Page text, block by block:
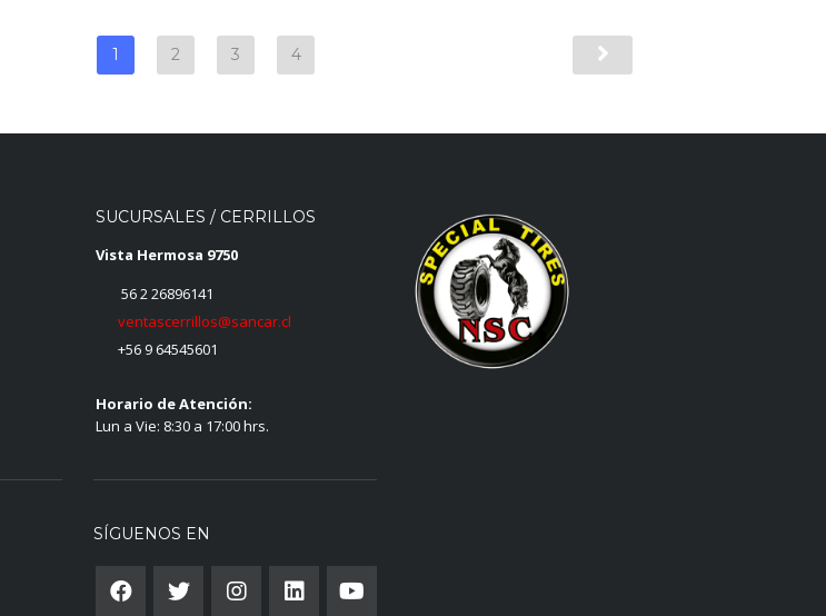
1 2 3 4
SUCURSALES / CERRILLOS
Vista Hermosa 9750
56 2 26896141
ventascerrillos@sancar.cl
+56 9 64545601
Horario de Atención:
Lun a Vie: 8:30 a 17:00 hrs.
SÍGUENOS EN